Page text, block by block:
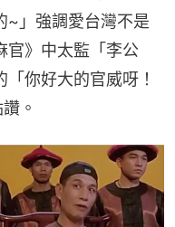
~」強調愛台灣不是
官》中太監「李公
你好大的官威呀！
。